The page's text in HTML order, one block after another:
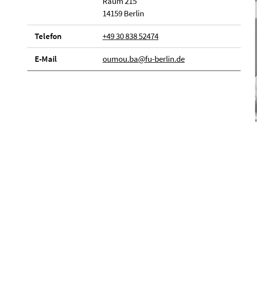
14159 Berlin
Telefon +49 30 838 52474
E-Mail oumou.ba@fu-berlin.de